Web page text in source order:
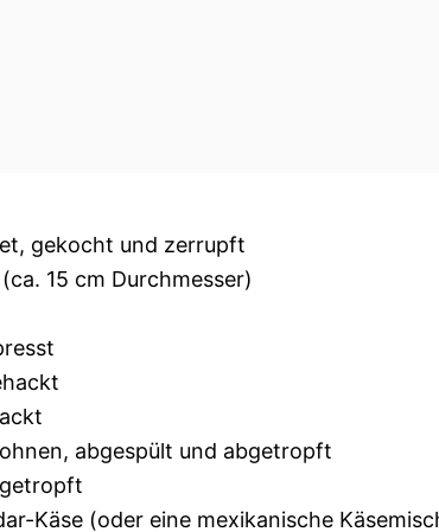
gekocht und zerrupft
15 cm Durchmesser)
abgespült und abgetropft
Käse (oder eine mexikanische